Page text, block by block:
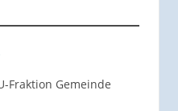
Fraktion Gemeinde